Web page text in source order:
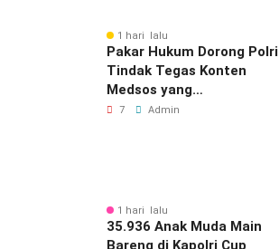
1 hari lalu
Pakar Hukum Dorong Polri
Tindak Tegas Konten
Medsos yang
Mengandung Provokasi
7 Admin
1 hari lalu
35.936 Anak Muda Main
Bareng di Kapolri Cup